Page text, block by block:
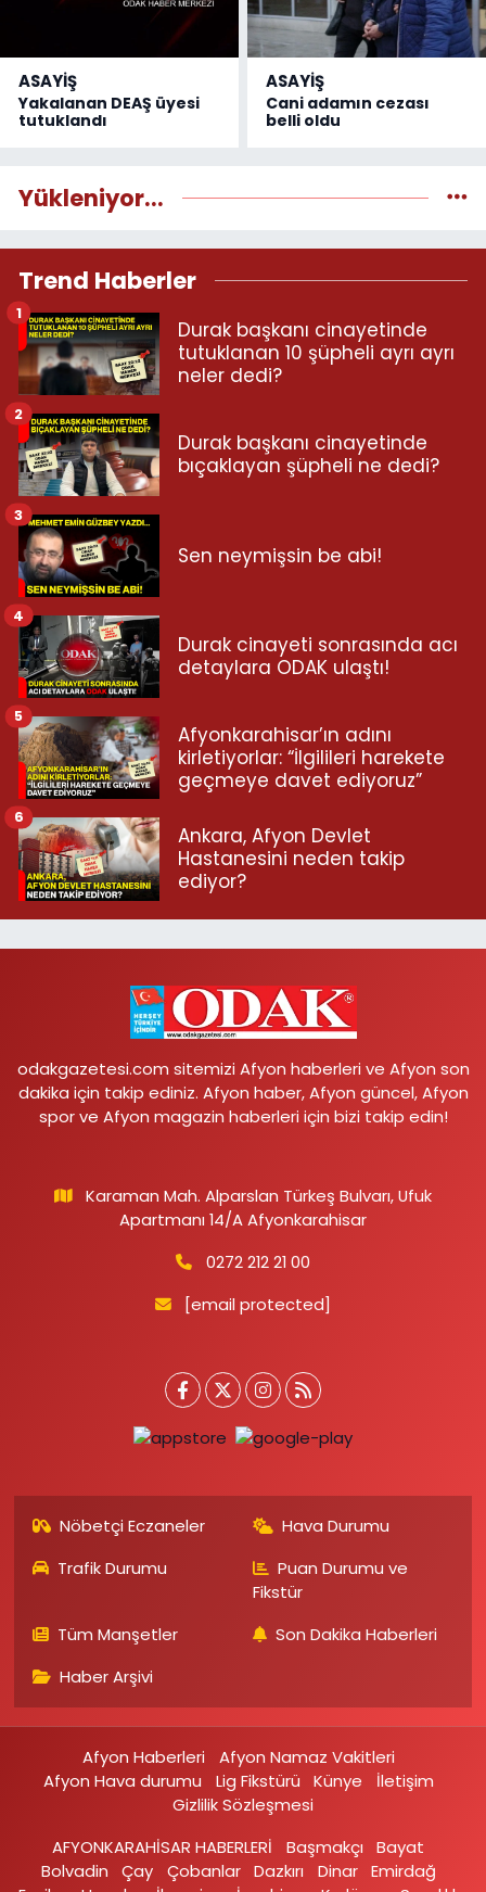
ASAYİŞ
Yakalanan DEAŞ üyesi
tutuklandı
ASAYİŞ
Cani adamın cezası
belli oldu
Yükleniyor...
Trend Haberler
Durak başkanı cinayetinde
tutuklanan 10 şüpheli ayrı ayrı
neler dedi?
1
Durak başkanı cinayetinde
bıçaklayan şüpheli ne dedi?
2
Sen neymişsin be abi!
3
Durak cinayeti sonrasında acı
detaylara ODAK ulaştı!
4
Afyonkarahisar’ın adını
kirletiyorlar: “İlgilileri harekete
geçmeye davet ediyoruz”
5
Ankara, Afyon Devlet
Hastanesini neden takip
ediyor?
6
odakgazetesi.com sitemizi Afyon haberleri ve Afyon son
dakika için takip ediniz. Afyon haber, Afyon güncel, Afyon
spor ve Afyon magazin haberleri için bizi takip edin!
Karaman Mah. Alparslan Türkeş Bulvarı, Ufuk
Apartmanı 14/A Afyonkarahisar
0272 212 21 00
[email protected]
Nöbetçi Eczaneler
Hava Durumu
Trafik Durumu
Puan Durumu ve
Fikstür
Tüm Manşetler
Son Dakika Haberleri
Haber Arşivi
Afyon Haberleri
Afyon Namaz Vakitleri
Afyon Hava durumu
Lig Fikstürü Künye
İletişim
Gizlilik Sözleşmesi
AFYONKARAHİSAR HABERLERİ
Başmakçı
Bayat
Bolvadin
Çay Çobanlar Dazkırı Dinar Emirdağ‎